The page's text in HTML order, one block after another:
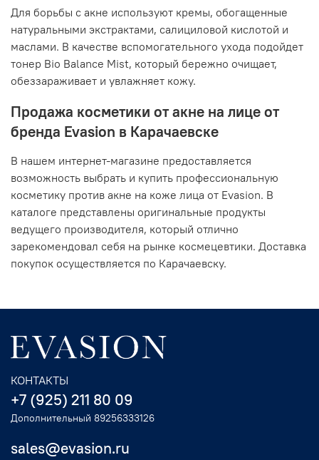
Для борьбы с акне используют кремы, обогащенные
натуральными экстрактами, салициловой кислотой и
маслами. В качестве вспомогательного ухода подойдет
тонер Bio Balance Mist, который бережно очищает,
обеззараживает и увлажняет кожу.
Продажа косметики от акне на лице от
бренда Evasion в Карачаевске
В нашем интернет-магазине предоставляется
возможность выбрать и купить профессиональную
косметику против акне на коже лица от Evasion. В
каталоге представлены оригинальные продукты
ведущего производителя, который отлично
зарекомендовал себя на рынке космецевтики. Доставка
покупок осуществляется по Карачаевску.
КОНТАКТЫ
+7 (925) 211 80 09
Дополнительный 89256333126
sales@evasion.ru